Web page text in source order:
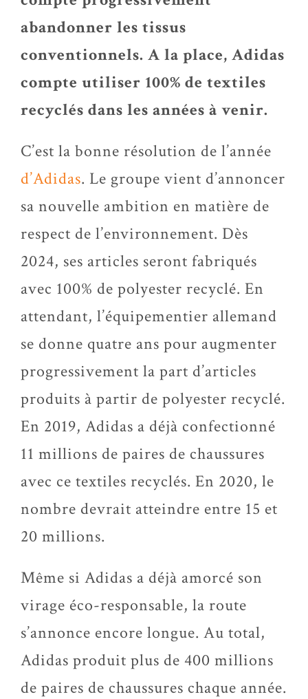
abandonner les tissus
conventionnels. A la place, Adidas
compte utiliser 100% de textiles
recyclés dans les années à venir.
C’est la bonne résolution de l’année
d’Adidas. Le groupe vient d’annoncer
sa nouvelle ambition en matière de
respect de l’environnement. Dès
2024, ses articles seront fabriqués
avec 100% de polyester recyclé. En
attendant, l’équipementier allemand
se donne quatre ans pour augmenter
progressivement la part d’articles
produits à partir de polyester recyclé.
En 2019, Adidas a déjà confectionné
11 millions de paires de chaussures
avec ce textiles recyclés. En 2020, le
nombre devrait atteindre entre 15 et
20 millions.
Même si Adidas a déjà amorcé son
virage éco-responsable, la route
s’annonce encore longue. Au total,
Adidas produit plus de 400 millions
de paires de chaussures chaque année.